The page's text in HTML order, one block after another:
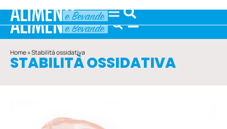
Home»Stabilità ossidativa
STABILITÀ OSSIDATIVA